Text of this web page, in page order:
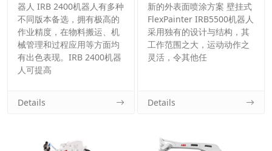
器人 IRB 2400机器人有多种
不同版本备选，拥有极高的
作业精度，在物料搬运、机
械管理和过程应用等方面均
有出色表现。IRB 2400机器
人可提高
Details
新的外表面喷涂方案 壁挂式
FlexPainter IRB5500机器人
采用独有的设计与结构，其
工作范围之大，运动动作之
灵活，令其他任
Details